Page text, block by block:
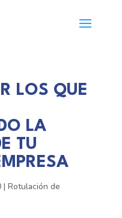
LOS QUE
LA
TU
| Rotulación de